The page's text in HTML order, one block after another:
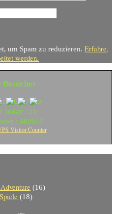
um Spam zu reduzieren. Erfahre,
werden.
Besucher
Today : 21
: 460857
Visitor Counter
(16)
(18)